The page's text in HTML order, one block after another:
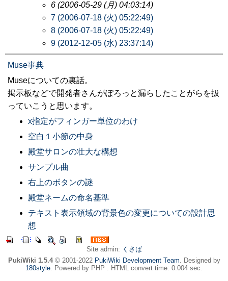
6 (2006-05-29 (月) 04:03:14)
7 (2006-07-18 (火) 05:22:49)
8 (2006-07-18 (火) 05:22:49)
9 (2012-12-05 (水) 23:37:14)
Muse事典
Museについての裏話。
掲示板などで開発者さんがぽろっと漏らしたことがらを扱
っていこうと思います。
x指定がフィンガー単位のわけ
空白１小節の中身
殿堂サロンの壮大な構想
サンプル曲
右上のボタンの謎
殿堂ネームの命名基準
テキスト表示領域の背景色の変更についての設計思
想
Site admin: くさば
PukiWiki 1.5.4© 2001-2022 PukiWiki Development Team. Designed by
180style. Powered by PHP . HTML convert time: 0.004 sec.